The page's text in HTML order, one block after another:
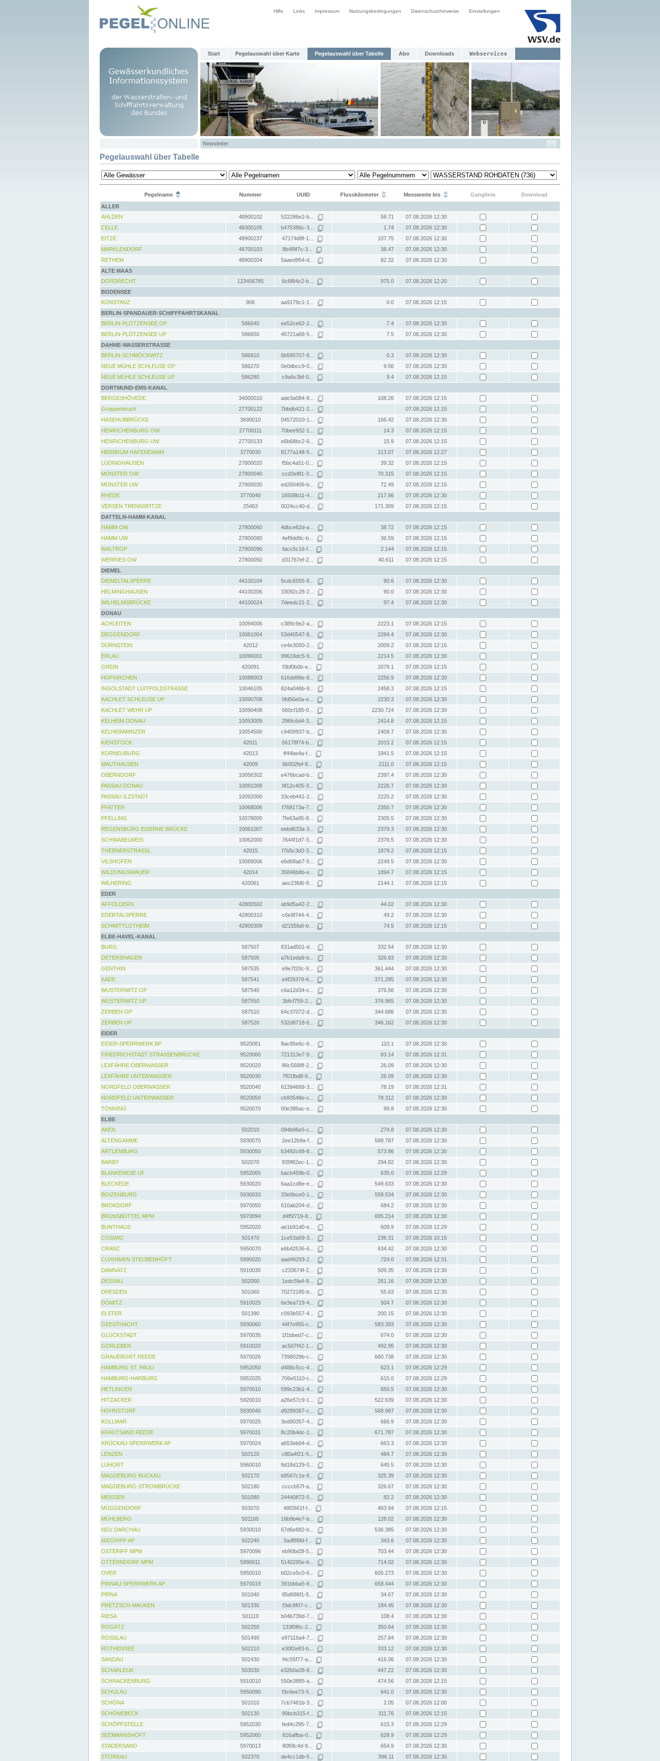
Hilfe Links Impressum Nutzungsbedingungen Datenschutzhinweise Einstellungen
Start Pegelauswahl über Karte Pegelauswahl über Tabelle Abo Downloads Webservices
Newsletter
Pegelauswahl über Tabelle
Pegelname Nummer UUID Flusskilometer Messwerte bis Ganglinie
Download
ALLER
AHLDEN
48900102 522286e2-b... 58.71
07.08.2026 12:30
CELLE
48300105 b475386c-3... 1.74
07.08.2026 12:30
EITZE
48900237 47174d8f-1... 107.75
07.08.2026 12:30
MARKLENDORF
48700103 8b4f9f7c-3... 38.47
07.08.2026 12:30
RETHEM
48900204 5aaed954-d... 82.32
07.08.2026 12:30
ALTE MAAS
DORDRECHT
123456785 6c6f84c2-b... 975.0
07.08.2026 12:20
BODENSEE
KONSTANZ
906 aa9179c1-1... 0.0
07.08.2026 12:15
BERLIN-SPANDAUER-SCHIFFFAHRTSKANAL
BERLIN-PLÖTZENSEE OP
586640 ee52ce62-2... 7.4
07.08.2026 12:30
BERLIN-PLÖTZENSEE UP
586650 45721a68-5... 7.5
07.08.2026 12:30
DAHME-WASSERSTRASSE
BERLIN-SCHMÖCKWITZ
586810 6b595707-8... 0.3
07.08.2026 12:30
NEUE MÜHLE SCHLEUSE OP
586270 0e0dbcc9-0... 9.56
07.08.2026 12:30
NEUE MÜHLE SCHLEUSE UP
586280 c9a6c3bf-0... 9.4
07.08.2026 12:15
DORTMUND-EMS-KANAL
BERGESHÖVEDE
34000010 ade3a084-8... 108.26
07.08.2026 12:15
Groppenbruch
27700122 7bbdb421-2...
07.08.2026 12:15
HASEHUBBRÜCKE
3690010 04572010-1... 166.42
07.08.2026 12:30
HENRICHENBURG OW
27700111 70bee932-1... 14.3
07.08.2026 12:15
HENRICHENBURG UW
27700133 e6b68bc2-6... 15.9
07.08.2026 12:15
HERBRUM HAFENDAMM
3770030 8177a148-5... 213.07
07.08.2026 12:27
LÜDINGHAUSEN
27800020 f5bc4a51-0... 39.32
07.08.2026 12:15
MÜNSTER OW
27800040 ccd3e8f1-3... 70.315
07.08.2026 12:15
MÜNSTER UW
27800030 ed260406-b... 72.49
07.08.2026 12:15
RHEDE
3770040 16508b11-4... 217.86
07.08.2026 12:30
VERSEN TRENNSPITZE
25463 0024cc40-d... 171.309
07.08.2026 12:15
DATTELN-HAMM-KANAL
HAMM OW
27800060 4dbce62d-a... 38.72
07.08.2026 12:15
HAMM UW
27800080 4ef9dd9c-b... 36.59
07.08.2026 12:15
WALTROP
27800090 facc5c16-f... 2.144
07.08.2026 12:15
WERRIES OW
27800050 d31767ef-2... 40.611
07.08.2026 12:15
DIEMEL
DIEMELTALSPERRE
44100104 5cdc6555-8... 90.6
07.08.2026 12:30
HELMINGHAUSEN
44100206 33092c28-2... 90.0
07.08.2026 12:30
WILHELMSBRÜCKE
44100024 7deedc21-2... 97.4
07.08.2026 12:30
DONAU
ACHLEITEN
10094006 c389c9e2-a... 2223.1
07.08.2026 12:15
DEGGENDORF
10081004 53d40547-8... 2284.4
07.08.2026 12:30
DÜRNSTEIN
42012 ce4e3050-2... 2009.2
07.08.2026 12:15
ERLAU
10096001 99619dc5-9... 2214.5
07.08.2026 12:30
GREIN
420091 f3bf0b0b-e... 2079.1
07.08.2026 12:15
HOFKIRCHEN
10088003 616dd98e-8... 2256.9
07.08.2026 12:30
INGOLSTADT LUITPOLDSTRASSE
10046105 824a046b-9... 2458.3
07.08.2026 12:15
KACHLET SCHLEUSE UP
10090708 0fd56e0a-e... 2230.3
07.08.2026 12:30
KACHLET WEHR UP
10090408 560cf185-0... 2230.724
07.08.2026 12:30
KELHEIM DONAU
10053009 296fc6d4-3... 2414.8
07.08.2026 12:15
KELHEIMWINZER
10054500 c9409937-b... 2409.7
07.08.2026 12:30
KIENSTOCK
42011 56178f74-b... 2015.2
07.08.2026 12:15
KORNEUBURG
42013 ff44be4a-f... 1941.5
07.08.2026 12:15
MAUTHAUSEN
42009 6b002fef-8... 2111.0
07.08.2026 12:15
OBERNDORF
10056302 e476bcad-b... 2397.4
07.08.2026 12:30
PASSAU DONAU
10091008 9f12c405-3... 2226.7
07.08.2026 12:30
PASSAU ILZSTADT
10092000 33ceb441-2... 2225.2
07.08.2026 12:30
PFATTER
10068006 f768173a-7... 2350.7
07.08.2026 12:30
PFELLING
10078000 7fe63a95-8... 2305.5
07.08.2026 12:30
REGENSBURG EISERNE BRÜCKE
10061007 eebd633a-3... 2379.3
07.08.2026 12:30
SCHWABELWEIS
10062000 7644f1d7-3... 2376.5
07.08.2026 12:30
THEBNERSTRASSL
42015 f7b5c3d3-3... 1879.2
07.08.2026 12:15
VILSHOFEN
10089006 e6d68ab7-5... 2249.5
07.08.2026 12:30
WILDUNGSMAUER
42014 35846b8b-e... 1894.7
07.08.2026 12:15
WILHERING
420061 aec23fd6-9... 2144.1
07.08.2026 12:15
EDER
AFFOLDERN
42800502 ab9d5a42-2... 44.02
07.08.2026 12:30
EDERTALSPERRE
42800310 c6e9f744-4... 49.2
07.08.2026 12:30
SCHMITTLOTHEIM
42800309 d2155fa6-b... 74.5
07.08.2026 12:15
ELBE-HAVEL-KANAL
BURG
587507 831ad501-d... 332.54
07.08.2026 12:30
DETERSHAGEN
587505 a7b1eda9-b... 326.83
07.08.2026 12:30
GENTHIN
587535 e9e7f20c-9... 361.444
07.08.2026 12:30
KADE
587541 e4f29379-6... 371.285
07.08.2026 12:30
WUSTERWITZ OP
587540 c6a12d34-c... 376.56
07.08.2026 12:30
WUSTERWITZ UP
587550 3bfcf759-2... 376.965
07.08.2026 12:30
ZERBEN OP
587510 64c37072-d... 344.686
07.08.2026 12:30
ZERBEN UP
587520 532d8718-6... 346.162
07.08.2026 12:30
EIDER
EIDER-SPERRWERK BP
9520081 8ac85e6c-6... 110.1
07.08.2026 12:30
FRIEDRICHSTADT STRASSENBRÜCKE
9520060 721313e7-9... 83.14
07.08.2026 12:31
LEXFÄHRE OBERWASSER
9520020 86c5688f-2... 26.09
07.08.2026 12:30
LEXFÄHRE UNTERWASSER
9520030 7f01fbd8-6... 26.09
07.08.2026 12:30
NORDFELD OBERWASSER
9520040 61394669-3... 78.19
07.08.2026 12:31
NORDFELD UNTERWASSER
9520050 cb93548e-c... 78.312
07.08.2026 12:30
TÖNNING
9520070 00e386ac-e... 99.8
07.08.2026 12:30
ELBE
AKEN
502010 094b96e5-c... 274.8
07.08.2026 12:30
ALTENGAMME
5930070 2ee12b9a-f... 588.787
07.08.2026 12:30
ARTLENBURG
5930050 b3492c68-8... 573.86
07.08.2026 12:30
BARBY
502070 939f82ec-1... 294.82
07.08.2026 12:30
BLANKENESE UF
5952065 bacb459b-0... 635.0
07.08.2026 12:29
BLECKEDE
5930020 6aa1cd8e-e... 549.633
07.08.2026 12:30
BOIZENBURG
5930033 33e0bce0-1... 558.534
07.08.2026 12:30
BROKDORF
5970050 610ab204-d... 684.2
07.08.2026 12:30
BRUNSBÜTTEL MPM
5970094 d4f5f719-8... 695.214
07.08.2026 12:30
BUNTHAUS
5952020 ae1b91d0-e... 609.9
07.08.2026 12:29
COSWIG
501470 1ce53a59-3... 236.31
07.08.2026 10:15
CRANZ
5950070 e6b42536-6... 634.42
07.08.2026 12:30
CUXHAVEN STEUBENHÖFT
5990020 aad49293-2... 724.0
07.08.2026 12:31
DAMNATZ
5910030 c233674f-2... 509.35
07.08.2026 12:30
DESSAU
502000 1edc5fa4-8... 261.16
07.08.2026 12:30
DRESDEN
501060 70272185-b... 55.63
07.08.2026 12:30
DÖMITZ
5910025 6e3ea719-4... 504.7
07.08.2026 12:30
ELSTER
501390 c093b557-4... 200.15
07.08.2026 12:30
GEESTHACHT
5930060 44f7e955-c... 583.393
07.08.2026 12:30
GLÜCKSTADT
5970035 1f1bbed7-c... 674.0
07.08.2026 12:30
GORLEBEN
5910020 ac507f42-1... 492.95
07.08.2026 12:30
GRAUERORT REEDE
5970026 7398029b-c... 660.738
07.08.2026 12:30
HAMBURG ST. PAULI
5952050 d488c5cc-4... 623.1
07.08.2026 12:29
HAMBURG-HARBURG
5952025 706e5110-c... 615.0
07.08.2026 12:29
HETLINGEN
5970010 599c23b1-4... 650.5
07.08.2026 12:30
HITZACKER
5920010 a26e57c9-1... 522.639
07.08.2026 12:30
HOHNSTORF
5930040 d9289367-c... 568.987
07.08.2026 12:30
KOLLMAR
5970025 3ed90357-4... 666.9
07.08.2026 12:30
KRAUTSAND REEDE
5970031 8c20b4dc-1... 671.787
07.08.2026 12:30
KRÜCKAU-SPERRWERK AP
5970024 a653eb04-d... 663.3
07.08.2026 12:30
LENZEN
503120 c80a4f21-5... 484.7
07.08.2026 12:30
LÜHORT
5960010 8d18d129-0... 645.5
07.08.2026 12:30
MAGDEBURG-BUCKAU
502170 b8567c1e-8... 325.39
07.08.2026 12:30
MAGDEBURG-STROMBRÜCKE
502180 ccccb57f-a... 326.67
07.08.2026 12:30
MEISSEN
501080 24440872-5... 82.2
07.08.2026 12:30
MÜGGENDORF
503070 48f2661f-f... 463.94
07.08.2026 12:15
MÜHLBERG
501160 16b9b4e7-b... 128.02
07.08.2026 12:30
NEU DARCHAU
5930010 67d6e882-b... 536.385
07.08.2026 12:30
NIEGRIPP AP
502240 3adf88fd-f... 343.6
07.08.2026 12:30
OSTERIFF MPM
5970096 eb90bd3f-5... 703.44
07.08.2026 12:30
OTTERNDORF MPM
5990011 5140295e-b... 714.02
07.08.2026 12:30
OVER
5950010 b02ce5c0-6... 605.273
07.08.2026 12:30
PINNAU-SPERRWERK AP
5970019 391bbba5-8... 658.444
07.08.2026 12:30
PIRNA
501040 85d686f1-5... 34.67
07.08.2026 12:30
PRETZSCH-MAUKEN
501330 f3dc8f07-c... 184.45
07.08.2026 12:30
RIESA
501110 b04b739d-7... 108.4
07.08.2026 12:30
ROGÄTZ
502250 133f0f6c-2... 350.64
07.08.2026 12:30
ROSSLAU
501490 e97116a4-7... 257.84
07.08.2026 12:30
ROTHENSEE
502210 e30f2e83-b... 333.12
07.08.2026 12:30
SANDAU
502430 f4c55f77-a... 416.06
07.08.2026 12:30
SCHARLEUK
503030 e32b0a28-8... 447.22
07.08.2026 12:30
SCHNACKENBURG
5910010 550e3885-a... 474.56
07.08.2026 12:15
SCHULAU
5950090 f3c6ee73-5... 641.0
07.08.2026 12:30
SCHÖNA
501010 7cb7461b-3... 2.05
07.08.2026 12:00
SCHÖNEBECK
502130 90bcb315-f... 311.76
07.08.2026 12:15
SCHÖPFSTELLE
5952030 fed4c295-7... 615.3
07.08.2026 12:29
SEEMANNSHÖFT
5952060 816affba-0... 628.9
07.08.2026 12:29
STADERSAND
5970013 80f0fc4d-9... 654.9
07.08.2026 12:30
STORKAU
502370 de4cc1db-5... 396.11 07.08.2026 12:30